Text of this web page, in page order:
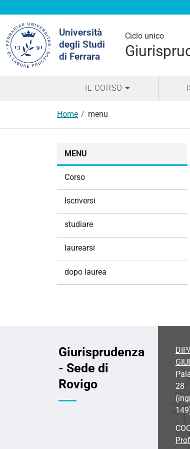
Università
degli Studi
di Ferrara
Ciclo unico
nel
sito
IL CORSO
Home menu
MENU
Corso
Iscriversi
studiare
laurearsi
dopo laurea
Giurisprudenza
- Sede di
Rovigo
28